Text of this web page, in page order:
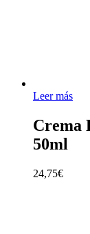
Leer más
Crema
50ml
24,75€